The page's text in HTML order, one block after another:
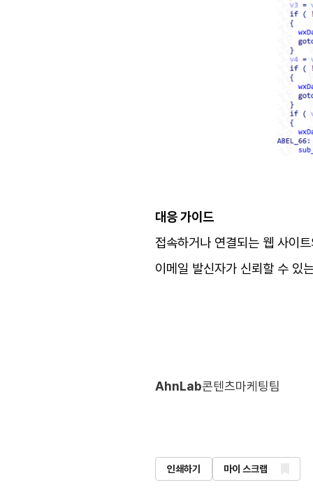
대응 가이드
접속하거나 연결되는 웹 사이
이메일 발신자가 신뢰할 수 있
AhnLab콘텐츠마케팅팀
인쇄하기 마이 스크랩